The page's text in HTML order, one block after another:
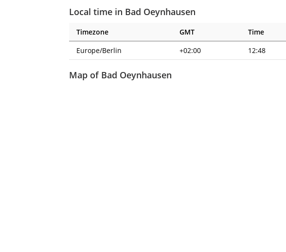
Local time in Bad Oeynhausen
Timezone GMT
Time
Europe/Berlin
+02:00 12:48
Map of Bad Oeynhausen